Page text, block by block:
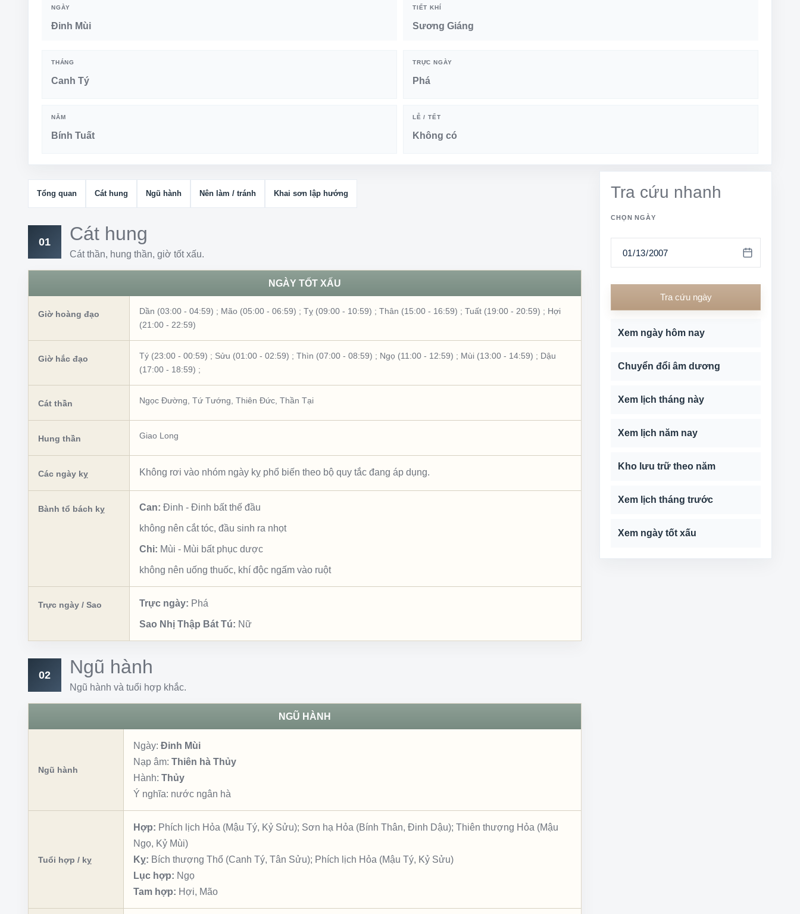
NGÀY
Đinh Mùi
TIẾT KHÍ
Sương Giáng
THÁNG
Canh Tý
TRỰC NGÀY
Phá
NĂM
Bính Tuất
LỄ / TẾT
Không có
Tổng quan Cát hung Ngũ hành Nên làm / tránh Khai sơn lập hướng
01 Cát hung
Cát thần, hung thần, giờ tốt xấu.
NGÀY TỐT XẤU
Giờ hoàng đạo Dần (03:00 - 04:59) ; Mão (05:00 - 06:59) ; Tỵ (09:00 - 10:59) ; Thân (15:00 - 16:59) ; Tuất (19:00 - 20:59) ; Hợi
(21:00 - 22:59)
Giờ hắc đạo Tý (23:00 - 00:59) ; Sửu (01:00 - 02:59) ; Thìn (07:00 - 08:59) ; Ngọ (11:00 - 12:59) ; Mùi (13:00 - 14:59) ; Dậu
(17:00 - 18:59) ;
Cát thần Ngọc Đường Tứ Tướng Thiên Đức Thần Tại
Hung thần Giao Long
Các ngày kỵ Không rơi vào nhóm ngày kỵ phổ biến theo bộ quy tắc đang áp dụng.
Bành tổ bách kỵ Can: Đinh - Đinh bất thế đầu
không nên cắt tóc, đầu sinh ra nhọt
Chi: Mùi - Mùi bất phục dược
không nên uống thuốc, khí độc ngấm vào ruột
Trực ngày / Sao Trực ngày: Phá
Sao Nhị Thập Bát Tú: Nữ
02 Ngũ hành
Ngũ hành và tuổi hợp khắc.
NGŨ HÀNH
Ngũ hành
Ngày: Đinh Mùi
Nạp âm: Thiên hà Thủy
Hành: Thủy
Ý nghĩa: nước ngân hà
Tuổi hợp / kỵ
Hợp: Phích lịch Hỏa (Mậu Tý, Kỷ Sửu); Sơn hạ Hỏa (Bính Thân, Đinh Dậu); Thiên thượng Hỏa (Mậu
Ngọ, Kỷ Mùi)
Kỵ: Bích thượng Thổ (Canh Tý, Tân Sửu); Phích lịch Hỏa (Mậu Tý, Kỷ Sửu)
Lục hợp: Ngọ
Tam hợp: Hợi, Mão
Tra cứu nhanh
CHỌN NGÀY
Tra cứu ngày
Xem ngày hôm nay
Chuyển đổi âm dương
Xem lịch tháng này
Xem lịch năm nay
Kho lưu trữ theo năm
Xem lịch tháng trước
Xem ngày tốt xấu